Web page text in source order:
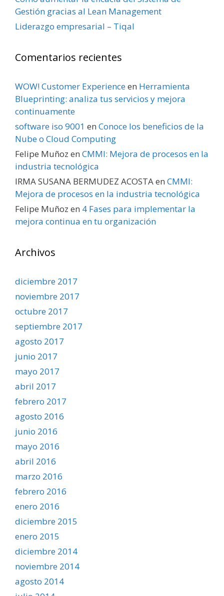
Gestión gracias al Lean Management
Liderazgo empresarial – Tiqal
Comentarios recientes
WOW! Customer Experienceen Herramienta
Blueprinting: analiza tus servicios y mejora
continuamente
software iso 9001 en Conoce los beneficios de la
Nube o Cloud Computing
Felipe Muñoz en CMMI: Mejora de procesos en la
industria tecnológica
IRMA SUSANA BERMUDEZ ACOSTAen CMMI:
Mejora de procesos en la industria tecnológica
Felipe Muñoz en 4 Fases para implementar la
mejora continua en tu organización
Archivos
diciembre 2017
noviembre 2017
octubre 2017
septiembre 2017
agosto 2017
junio 2017
mayo 2017
abril 2017
febrero 2017
agosto 2016
junio 2016
mayo 2016
abril 2016
marzo 2016
febrero 2016
enero 2016
diciembre 2015
enero 2015
diciembre 2014
noviembre 2014
agosto 2014